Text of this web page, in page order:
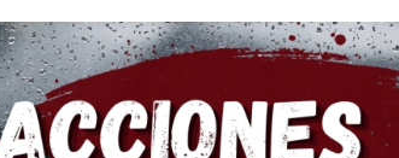
OPINIÓN SOCIEDAD ANUNCIOS